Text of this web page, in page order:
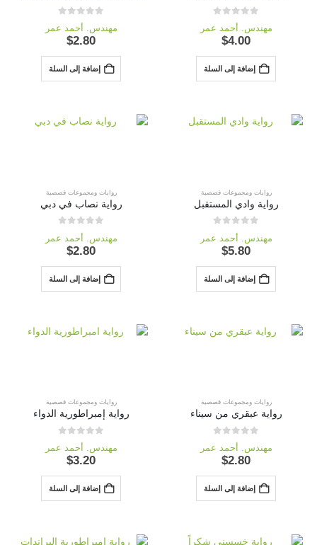
مهندس. أحمد عمر
$4.00
إضافة إلى السلة
مهندس. أحمد عمر
$2.80
إضافة إلى السلة
روايات ومجموعات قصصية
رواية وادي المستقبل
مهندس. أحمد عمر
$5.80
إضافة إلى السلة
روايات ومجموعات قصصية
رواية نصاب في دبي
مهندس. أحمد عمر
$2.80
إضافة إلى السلة
روايات ومجموعات قصصية
رواية عبقري من سيناء
مهندس. أحمد عمر
$2.80
إضافة إلى السلة
روايات ومجموعات قصصية
رواية إمبراطورية الدواء
مهندس. أحمد عمر
$3.20
إضافة إلى السلة